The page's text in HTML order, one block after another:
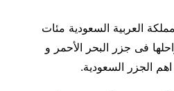
العربية السعودية مئات
فى جزر البحر الأحمر و
الجزر السعودية.